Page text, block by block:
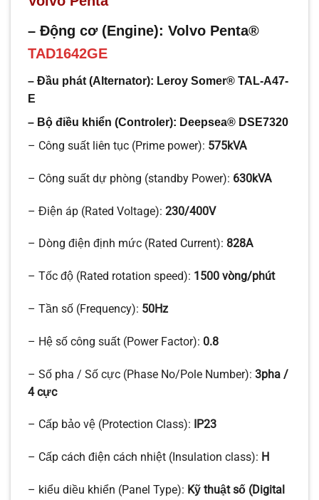
– Động cơ (Engine): Volvo Penta®
TAD1642GE
– Đầu phát (Alternator): Leroy Somer® TAL-A47-
E
– Bộ điều khiển (Controler): Deepsea® DSE7320
– Công suất liên tục (Prime power): 575kVA
– Công suất dự phòng (standby Power): 630kVA
– Điện áp (Rated Voltage): 230/400V
– Dòng điện định mức (Rated Current): 828A
– Tốc độ (Rated rotation speed): 1500 vòng/phút
– Tần số (Frequency): 50Hz
– Hệ số công suất (Power Factor): 0.8
– Số pha / Số cực (Phase No/Pole Number): 3pha /
4 cực
– Cấp bảo vệ (Protection Class): IP23
– Cấp cách điện cách nhiệt (Insulation class): H
– kiểu diều khiển (Panel Type): Kỹ thuật số (Digital